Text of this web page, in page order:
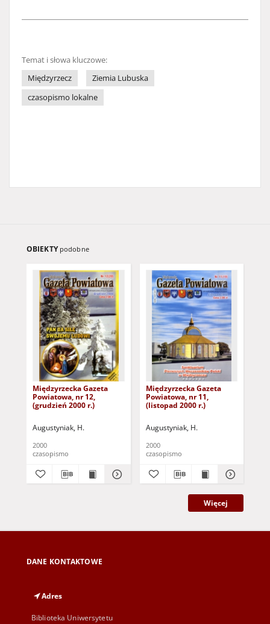
Temat i słowa kluczowe:
Międzyrzecz
Ziemia Lubuska
czasopismo lokalne
OBIEKTY podobne
Międzyrzecka Gazeta
Powiatowa, nr 12,
(grudzień 2000 r.)
Augustyniak, H.
2000
czasopismo
Międzyrzecka Gazeta
Powiatowa, nr 11,
(listopad 2000 r.)
Augustyniak, H.
2000
czasopismo
Więcej
DANE KONTAKTOWE
Adres
Biblioteka Uniwersytetu